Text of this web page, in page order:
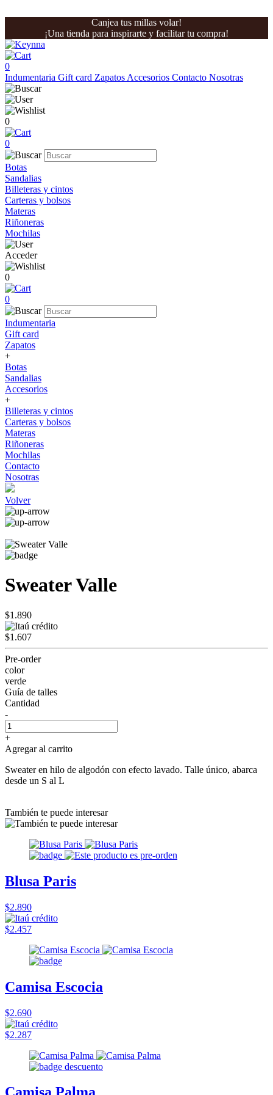
Canjea tus millas volar!
¡Una tienda para inspirarte y facilitar tu compra!
0
Indumentaria Gift card Zapatos Accesorios Contacto Nosotras
0
0
Botas
Sandalias
Billeteras y cintos
Carteras y bolsos
Materas
Riñoneras
Mochilas
Acceder
0
0
Indumentaria
Gift card
Zapatos
+
Botas
Sandalias
Accesorios
+
Billeteras y cintos
Carteras y bolsos
Materas
Riñoneras
Mochilas
Contacto
Nosotras
Volver
Sweater Valle
$1.890
$1.607
Pre-order
color
verde
Guía de talles
Cantidad
-
+
Agregar al carrito
Sweater en hilo de algodón con efecto lavado. Talle único, abarca
desde un S al L
También te puede interesar
Blusa Paris
$2.890
$2.457
Camisa Escocia
$2.690
$2.287